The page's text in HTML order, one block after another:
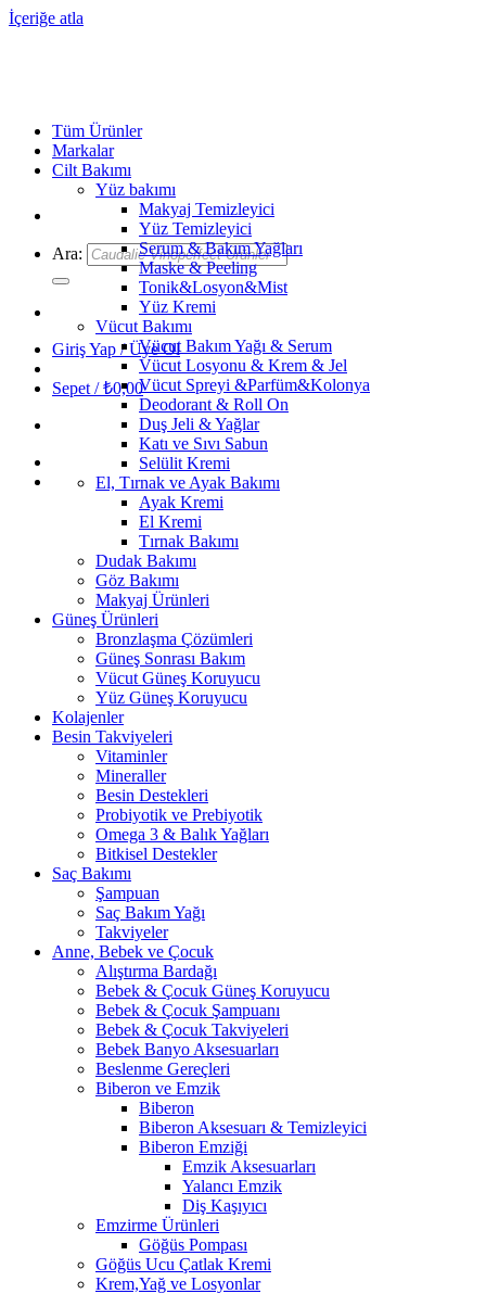
İçeriğe atla
Ara:
Giriş Yap / Üye Ol
Sepet /₺0,00
Tüm Ürünler
Markalar
Cilt Bakımı
Yüz bakımı
Makyaj Temizleyici
Yüz Temizleyici
Serum & Bakım Yağları
Maske & Peeling
Tonik&Losyon&Mist
Yüz Kremi
Vücut Bakımı
Vücut Bakım Yağı & Serum
Vücut Losyonu & Krem & Jel
Vücut Spreyi &Parfüm&Kolonya
Deodorant & Roll On
Duş Jeli & Yağlar
Katı ve Sıvı Sabun
Selülit Kremi
El, Tırnak ve Ayak Bakımı
Ayak Kremi
El Kremi
Tırnak Bakımı
Dudak Bakımı
Göz Bakımı
Makyaj Ürünleri
Güneş Ürünleri
Bronzlaşma Çözümleri
Güneş Sonrası Bakım
Vücut Güneş Koruyucu
Yüz Güneş Koruyucu
Kolajenler
Besin Takviyeleri
Vitaminler
Mineraller
Besin Destekleri
Probiyotik ve Prebiyotik
Omega 3 & Balık Yağları
Bitkisel Destekler
Saç Bakımı
Şampuan
Saç Bakım Yağı
Takviyeler
Anne, Bebek ve Çocuk
Alıştırma Bardağı
Bebek & Çocuk Güneş Koruyucu
Bebek & Çocuk Şampuanı
Bebek & Çocuk Takviyeleri
Bebek Banyo Aksesuarları
Beslenme Gereçleri
Biberon ve Emzik
Biberon
Biberon Aksesuarı & Temizleyici
Biberon Emziği
Emzik Aksesuarları
Yalancı Emzik
Diş Kaşıyıcı
Emzirme Ürünleri
Göğüs Pompası
Göğüs Ucu Çatlak Kremi
Krem,Yağ ve Losyonlar